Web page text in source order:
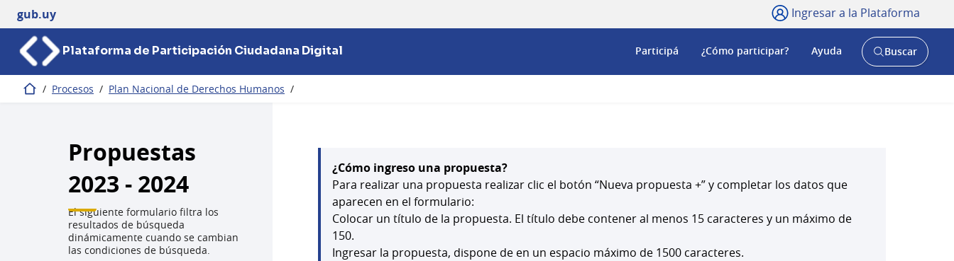
gub.uy Ingresar a la Plataforma
Plataforma de Participación Ciudadana Digital Participá ¿Cómo participar? Ayuda
AbrirBuscar
Inicio / Procesos / Plan Nacional de Derechos Humanos /
Propuestas
2023 - 2024
El siguiente formulario filtra los
resultados de búsqueda
dinámicamente cuando se cambian
las condiciones de búsqueda.
¿Cómo ingreso una propuesta?
Para realizar una propuesta realizar clic el botón “Nueva propuesta +” y completar los datos que
aparecen en el formulario:
Colocar un título de la propuesta. El título debe contener al menos 15 caracteres y un máximo de
150.
Ingresar la propuesta, dispone de en un espacio máximo de 1500 caracteres.